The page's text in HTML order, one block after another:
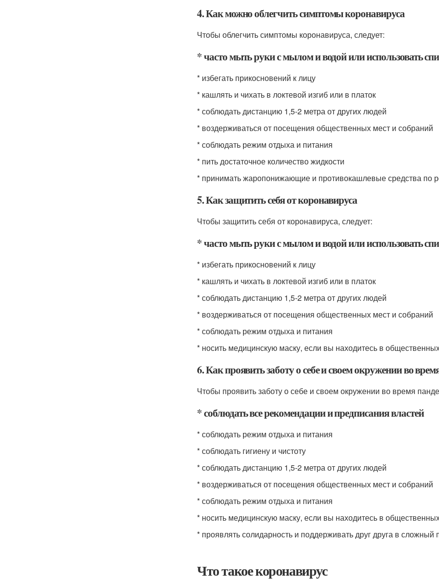
4. Как можно облегчить симптомы коронавируса
Чтобы облегчить симптомы коронавируса, следует:
* часто мыть руки с мылом и водой или использовать
* избегать прикосновений к лицу
* кашлять и чихать в локтевой изгиб или в платок
* соблюдать дистанцию 1,5-2 метра от других людей
* воздерживаться от посещения общественных мест и собраний
* соблюдать режим отдыха и питания
* пить достаточное количество жидкости
* принимать жаропонижающие и противокашлевые средства по
5. Как защитить себя от коронавируса
Чтобы защитить себя от коронавируса, следует:
* часто мыть руки с мылом и водой или использовать
* избегать прикосновений к лицу
* кашлять и чихать в локтевой изгиб или в платок
* соблюдать дистанцию 1,5-2 метра от других людей
* воздерживаться от посещения общественных мест и собраний
* соблюдать режим отдыха и питания
* носить медицинскую маску, если вы находитесь в
6. Как проявить заботу о себе и своем окружении во
Чтобы проявить заботу о себе и своем окружении во время
* соблюдать все рекомендации и предписания властей
* соблюдать режим отдыха и питания
* соблюдать гигиену и чистоту
* соблюдать дистанцию 1,5-2 метра от других людей
* воздерживаться от посещения общественных мест и собраний
* соблюдать режим отдыха и питания
* носить медицинскую маску, если вы находитесь в
* проявлять солидарность и поддерживать друг друга в сложный
Что такое коронавирус